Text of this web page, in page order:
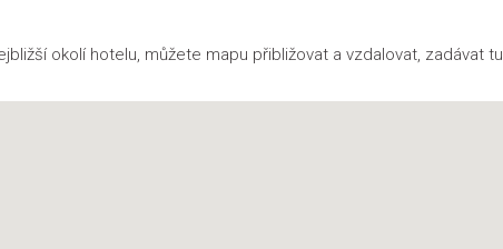
okolí hotelu, můžete mapu přibližovat a vzdalovat, zadávat